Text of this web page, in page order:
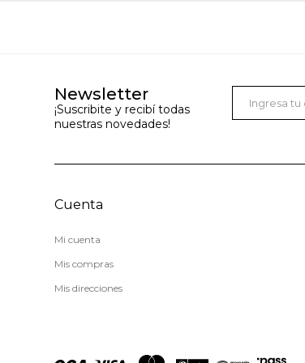
Newsletter
¡Suscribite y recibí todas
nuestras novedades!
Cuenta
Mi cuenta
Mis compras
Mis direcciones